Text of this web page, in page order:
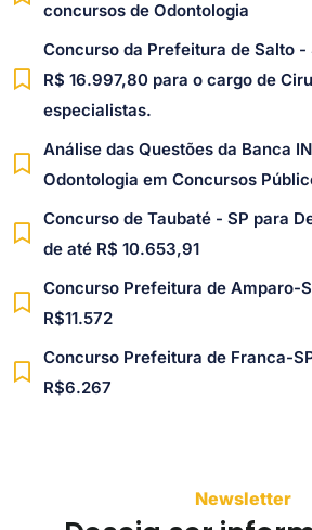
concursos de Odontologia
Concurso da Prefeitura de Salto
R$ 16.997,80 para o cargo de
especialistas.
Análise das Questões da Banca
Odontologia em Concursos
Concurso de Taubaté - SP para
de até R$ 10.653,91
Concurso Prefeitura de Amparo-
R$11.572
Concurso Prefeitura de Franca-
R$6.267
Newsletter